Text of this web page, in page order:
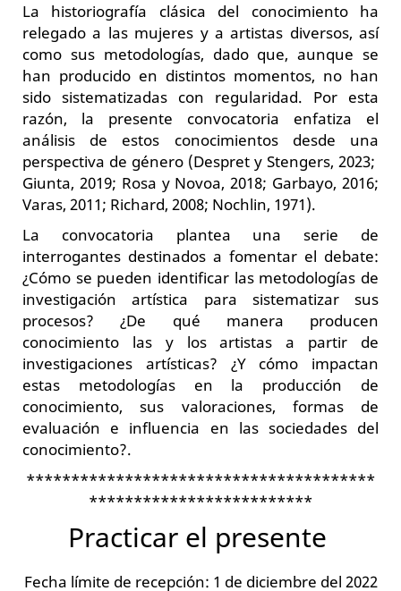
La historiografía clásica del conocimiento ha
relegado a las mujeres y a artistas diversos, así
como sus metodologías, dado que, aunque se
han producido en distintos momentos, no han
sido sistematizadas con regularidad. Por esta
razón, la presente convocatoria enfatiza el
análisis de estos conocimientos desde una
perspectiva de género (Despret y Stengers, 2023;
Giunta, 2019; Rosa y Novoa, 2018; Garbayo, 2016;
Varas, 2011; Richard, 2008; Nochlin, 1971).
La convocatoria plantea una serie de
interrogantes destinados a fomentar el debate:
¿Cómo se pueden identificar las metodologías de
investigación artística para sistematizar sus
procesos? ¿De qué manera producen
conocimiento las y los artistas a partir de
investigaciones artísticas? ¿Y cómo impactan
estas metodologías en la producción de
conocimiento, sus valoraciones, formas de
evaluación e influencia en las sociedades del
conocimiento?.
***************************************
*************************
Practicar el presente
Fecha límite de recepción: 1 de diciembre del 2022